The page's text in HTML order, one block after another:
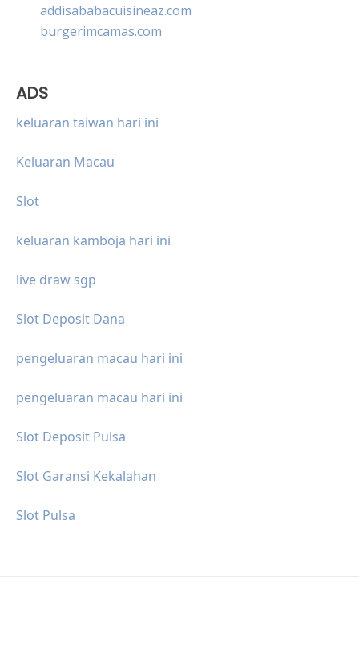
addisababacuisineaz.com
burgerimcamas.com
ADS
keluaran taiwan hari ini
Keluaran Macau
Slot
keluaran kamboja hari ini
live draw sgp
Slot Deposit Dana
pengeluaran macau hari ini
pengeluaran macau hari ini
Slot Deposit Pulsa
Slot Garansi Kekalahan
Slot Pulsa